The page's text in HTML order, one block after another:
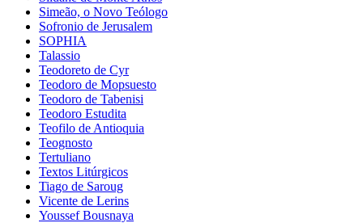
Simeão, o Novo Teólogo
Sofronio de Jerusalem
SOPHIA
Talassio
Teodoreto de Cyr
Teodoro de Mopsuesto
Teodoro de Tabenisi
Teodoro Estudita
Teofilo de Antioquia
Teognosto
Tertuliano
Textos Litúrgicos
Tiago de Saroug
Vicente de Lerins
Youssef Bousnaya